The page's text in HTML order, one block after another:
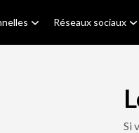
Réseaux sociaux
Si